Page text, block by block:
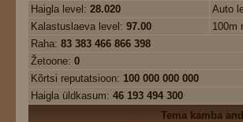
Haigla level: 28.020
Auto
Kalastuslaeva level: 97.00
100m
Raha: 83 383 466 866 398
Žetoone: 0
Kõrtsi reputatsioon: 100 000 000 000
Haigla üldkasum: 46 193 494 300
Tema kamba